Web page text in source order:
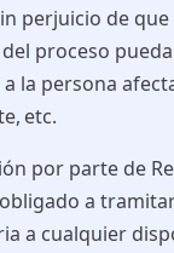
perjuicio de
proceso
la persona
etc.
por parte de
a
a cualquier